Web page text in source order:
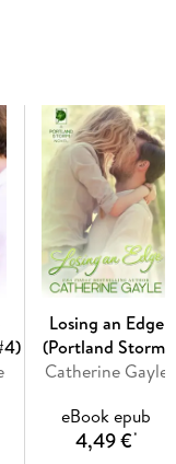
them from pulling
her to him.
and Jessica
While Nicky
he won't be able to
his addiction get
Comeback of a
Losing an Edge
(Portland Storm,
#13)
Catherine Gayle
eBook epub
4,49 €*